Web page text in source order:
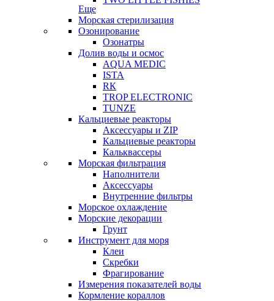
Еще
Морская стерилизация
Озонирование
Озонатры
Долив воды и осмос
AQUA MEDIC
ISTA
RК
TROP ELECTRONIC
TUNZE
Кальциевые реакторы
Аксессуары и ZIP
Кальциевые реакторы
Кальквассеры
Морская фильтрация
Наполнители
Аксессуары
Внутренние фильтры
Морское охлаждение
Морские декорации
Грунт
Инструмент для моря
Клеи
Скребки
Фрагирование
Измерения показателей воды
Кормление кораллов